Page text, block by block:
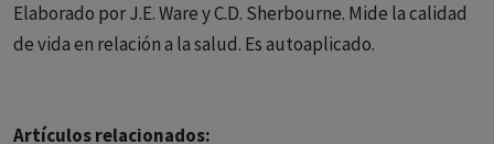
Elaborado por J.E. Ware y C.D. Sherbourne. Mide la calidad
de vida en relación a la salud. Es autoaplicado.
Artículos relacionados: